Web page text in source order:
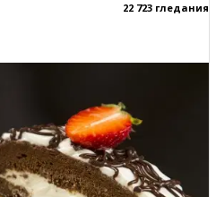
22 723 гледания